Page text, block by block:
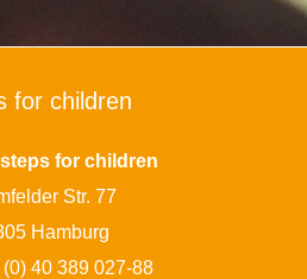
for children
for children
Str. 77
Hamburg
40 389 027-88